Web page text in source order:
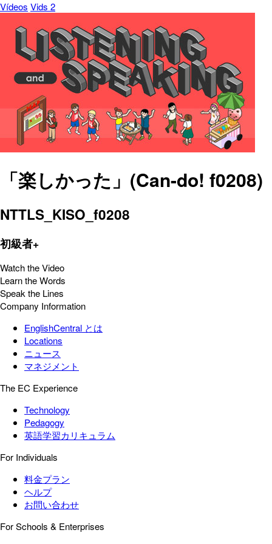
Vídeos Vids 2
「楽しかった」(Can-do! f0208)
NTTLS_KISO_f0208
初級者+
Watch the Video
Learn the Words
Speak the Lines
Company Information
EnglishCentral とは
Locations
ニュース
マネジメント
The EC Experience
Technology
Pedagogy
英語学習カリキュラム
For Individuals
料金プラン
ヘルプ
お問い合わせ
For Schools & Enterprises